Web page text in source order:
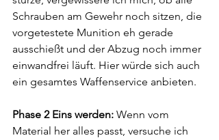
Schrauben am Gewehr noch sitzen, die
vorgetestete Munition eh gerade
ausschießt und der Abzug noch immer
einwandfrei läuft. Hier würde sich auch
ein gesamtes Waffenservice anbieten.
Phase 2 Eins werden: Wenn vom
Material her alles passt, versuche ich